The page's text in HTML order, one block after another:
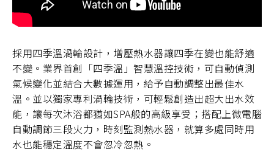
採用四季溫渦輪設計，增壓熱水器讓四季在變也能舒適
不變。業界首創「四季溫」智慧溫控技術，可自動偵測
氣候變化並結合大數據運用，給予自動調整出最佳水
溫。並以獨家專利渦輪技術，可輕鬆創造出超大出水效
能，讓每次沐浴都猶如SPA般的高級享受；搭配上微電腦
自動調節三段火力，時刻監測熱水器，就算多處同時用
水也能穩定溫度不會忽冷忽熱。